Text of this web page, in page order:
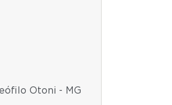
Otoni - MG